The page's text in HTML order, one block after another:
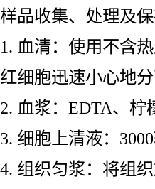
样品收集、处理及
1. 血清：使用不含
红细胞迅速小心地分
2. 血浆：EDTA、柠
3. 细胞上清液：
4. 组织匀浆：将组